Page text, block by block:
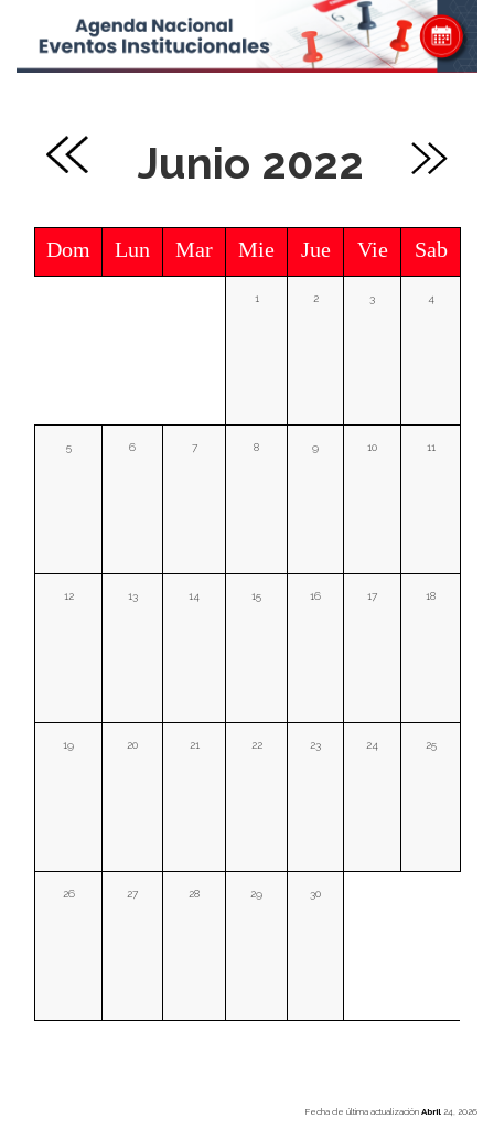
Junio 2022
Dom Lun Mar Mie Jue Vie Sab
1 2 3 4
5 6 7 8 9 10 11
12 13 14 15 16 17 18
19 20 21 22 23 24 25
26 27 28 29 30
Fecha de última actualización Abril 24, 2026